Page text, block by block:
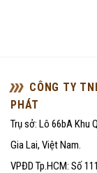
CÔNG TY
PHÁT
Trụ sở: Lô 66bA Khu
Gia Lai, Việt Nam.
VPĐD Tp.HCM: Số